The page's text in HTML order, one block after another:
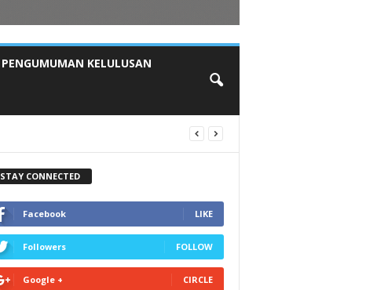
PENGUMUMAN KELULUSAN
STAY CONNECTED
Facebook LIKE
Followers FOLLOW
Google + CIRCLE